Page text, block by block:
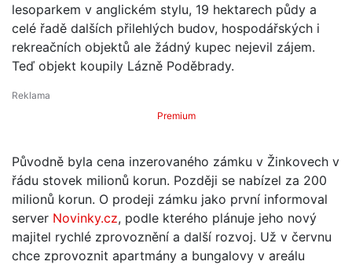
lesoparkem v anglickém stylu, 19 hektarech půdy a
celé řadě dalších přilehlých budov, hospodářských i
rekreačních objektů ale žádný kupec nejevil zájem.
Teď objekt koupily Lázně Poděbrady.
Premium
Původně byla cena inzerovaného zámku v Žinkovech v
řádu stovek milionů korun. Později se nabízel za 200
milionů korun. O prodeji zámku jako první informoval
server Novinky.cz, podle kterého plánuje jeho nový
majitel rychlé zprovoznění a další rozvoj. Už v červnu
chce zprovoznit apartmány a bungalovy v areálu